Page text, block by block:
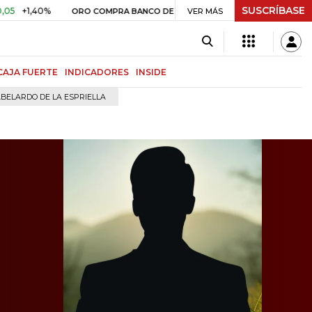
ORO COMPRA BANCO DE LA REPÚBLICA $ 408.498,97 +$
VER MÁS SUSCRÍBASE
FUERTE INDICADORES INSIDE
DE LA ESPRIELLA